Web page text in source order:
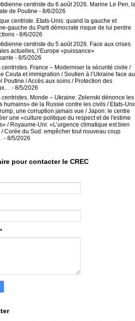
centriste du 6 août 2026. Marine Le Pen, la
de Poutine - 8/6/2026
centriste. Etats-Unis: quand la gauche et
gauche du Parti démocrate risque de lui perdre
- 8/6/2026
centriste du 5 août 2026. Face aux crises
actuelles, l’Europe «puissance»
- 8/5/2026
centristes. France – Moderniser la sécurité civile /
Ceuta et immigration / Soutien à l’Ukraine face au
Poutine / Accès aux soins / Protection des
- 8/5/2026
centristes. Monde – Ukraine: Zelenski dénonce les
humains» de la Russie contre les civils / Etats-
une corruption jamais vue / Japon: le centre
une «culture politique du respect et de l'estime
/ Royaume-Uni: «L’urgence climatique est bien
Corée du Sud: empêcher tout nouveau coup
- 8/5/2026
pour contacter le CREC
*